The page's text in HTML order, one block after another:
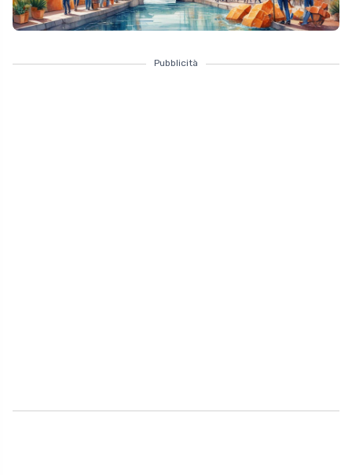
Pubblicità